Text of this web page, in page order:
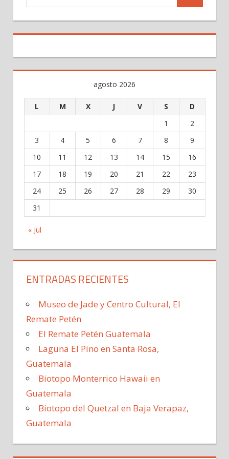
agosto 2026
L M X J V S D
« Jul
1
2
3
4 5 6 7 8
9
10
11 12 13 14 15
16
17
18 19 20 21 22
23
24
25 26 27 28 29
30
31
ENTRADAS RECIENTES
Museo de Jade y Centro Cultural, El
Remate Petén
El Remate Petén Guatemala
Laguna El Pino en Santa Rosa,
Guatemala
Biotopo Monterrico Hawaii en
Guatemala
Biotopo del Quetzal en Baja Verapaz,
Guatemala